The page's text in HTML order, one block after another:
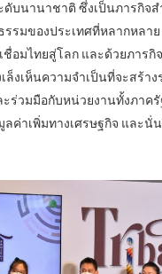
บนานาชาติ ซึ่งเป็นภารกิจ
รมของประเทศที่หลากหลา
ชื่อมไทยสู่โลก และด้วยภาร
ล็งเห็นความจำเป็นที่จะสร้า
ร่วมมือกับหน่วยงานทั้งภาครั
ลค่าเพิ่มทางเศรษฐกิจ และนั่